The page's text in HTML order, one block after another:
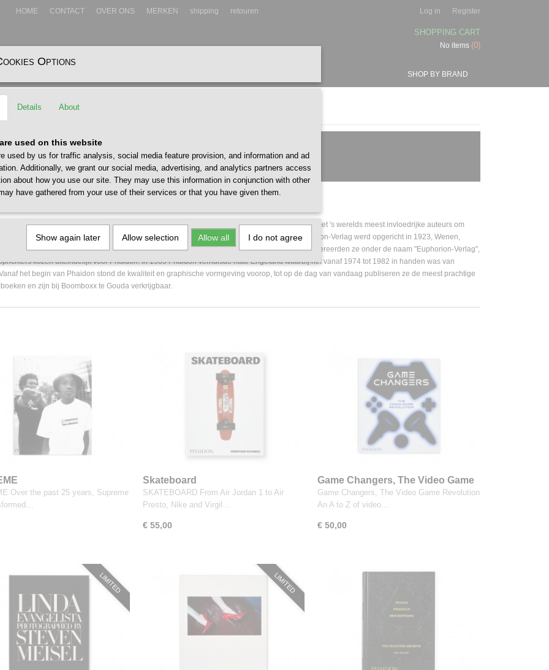
HOME CONTACT OVER ONS MERKEN shipping retouren Log in Register
SHOPPING CART
No items (0)
SHOP BY BRAND
is een vooraanstaande wereldwijde uitgever van de creatieve kunsten. Phaidon werkt samen met 's werelds meest invloedrijke auteurs om
boeken te produceren over kunst, fotografie, design, architectuur, mode, eten en reizen. Phaidon-Verlag werd opgericht in 1923, Wenen,
Opgericht door Ludwig Goldscheider, Béla Horovitz en Frederick "Fritz" Ungar. Aanvankelijk opereerden ze onder de naam "Euphorion-Verlag",
kozen uiteindelijk voor Phaidon. In 1939 Phaidon verhuisde naar Engeland waarbij het vanaf 1974 tot 1982 in handen was van
het begin van Phaidon stond de kwaliteit en graphische vormgeving voorop, tot op de dag van vandaag publiseren ze de meest prachtige
en zijn bij Boomboxx te Gouda verkrijgbaar.
Over the past 25 years, Supreme
Skateboard
SKATEBOARD From Air Jordan 1 to Air
Presto, Nike and Virgil…
€ 55,00
Game Changers, The Video Game
Revolution
Game Changers, The Video Game Revolution
An A to Z of video…
€ 50,00
LIMITED LIMITED
Options
Details About
used on this website
used by us for traffic analysis, social media feature provision, and information and ad
Additionally, we grant our social media, advertising, and analytics partners access
about how you use our site. They may use this information in conjunction with other
have gathered from your use of their services or that you have given them.
Show again later Allow selection Allow all I do not agree